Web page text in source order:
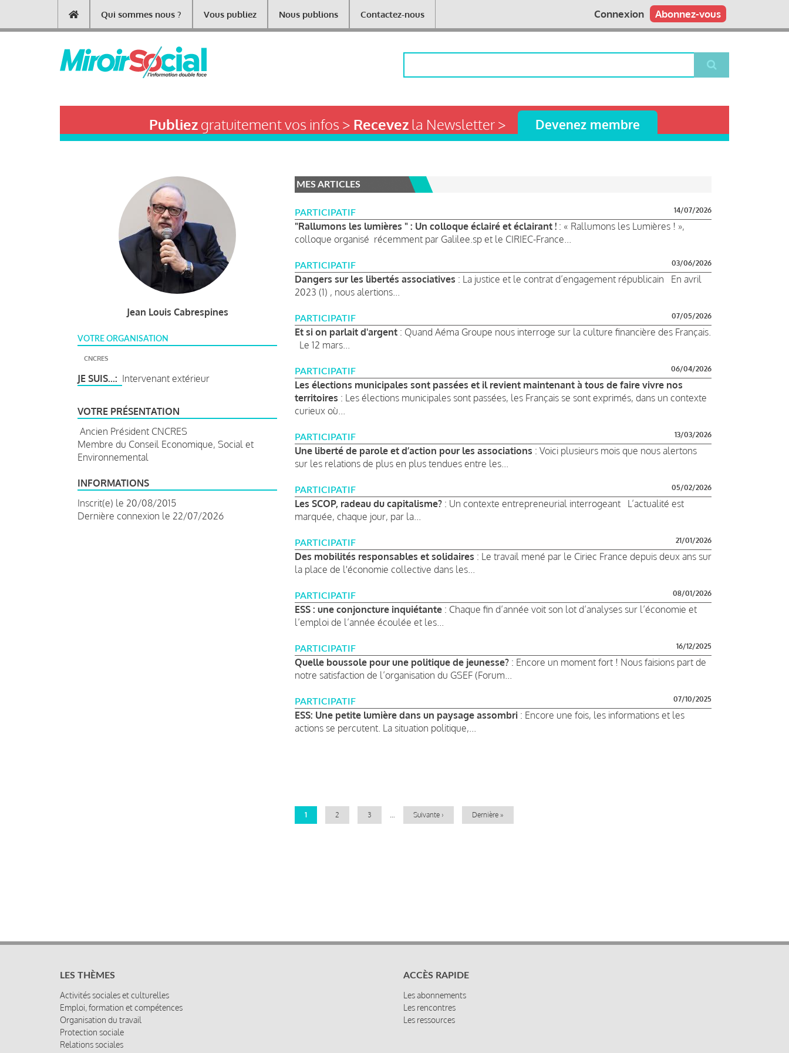
contenu
Main
navigation
Qui sommes nous ? Vous publiez Nous publions Contactez-nous Abonnez-vous
Connexion
Publiezgratuitement vos infos > Recevezla Newsletter > Devenez membre
Jean Louis Cabrespines
VOTRE ORGANISATION
CNCRES
JE SUIS... Intervenant extérieur
VOTRE PRÉSENTATION
Ancien Président CNCRES
Membre du Conseil Economique, Social et
Environnemental
INFORMATIONS
Inscrit(e) le 20/08/2015
Dernière connexion le 22/07/2026
MES ARTICLES
PARTICIPATIF 14/07/2026
"Rallumons les lumières " : Un colloque éclairé et éclairant ! : « Rallumons les Lumières ! »,
colloque organisé récemment par Galilee.sp et le CIRIEC-France...
PARTICIPATIF 03/06/2026
Dangers sur les libertés associatives : La justice et le contrat d’engagement républicain En avril
2023 (1) , nous alertions...
PARTICIPATIF 07/05/2026
Et si on parlait d'argent : Quand Aéma Groupe nous interroge sur la culture financière des Français.
Le 12 mars...
PARTICIPATIF 06/04/2026
Les élections municipales sont passées et il revient maintenant à tous de faire vivre nos
territoires : Les élections municipales sont passées, les Français se sont exprimés, dans un contexte
curieux où...
PARTICIPATIF 13/03/2026
Une liberté de parole et d’action pour les associations : Voici plusieurs mois que nous alertons
sur les relations de plus en plus tendues entre les...
PARTICIPATIF 05/02/2026
Les SCOP, radeau du capitalisme? : Un contexte entrepreneurial interrogeant L’actualité est
marquée, chaque jour, par la...
PARTICIPATIF 21/01/2026
Des mobilités responsables et solidaires : Le travail mené par le Ciriec France depuis deux ans sur
la place de l'économie collective dans les...
PARTICIPATIF 08/01/2026
ESS : une conjoncture inquiétante : Chaque fin d’année voit son lot d’analyses sur l’économie et
l’emploi de l’année écoulée et les...
PARTICIPATIF 16/12/2025
Quelle boussole pour une politique de jeunesse? : Encore un moment fort ! Nous faisions part de
notre satisfaction de l’organisation du GSEF (Forum...
PARTICIPATIF 07/10/2025
ESS: Une petite lumière dans un paysage assombri : Encore une fois, les informations et les
actions se percutent. La situation politique,...
Page
1 Page
2 Page
3
Page
Suivante ›
Dernière
Dernière »
LES THÈMES
Activités sociales et culturelles
Emploi, formation et compétences
Organisation du travail
Protection sociale
Relations sociales
ACCÈS RAPIDE
Les abonnements
Les rencontres
Les ressources